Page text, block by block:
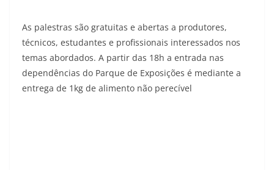
As palestras são gratuitas e abertas a produtores,
técnicos, estudantes e profissionais interessados nos
temas abordados. A partir das 18h a entrada nas
dependências do Parque de Exposições é mediante a
entrega de 1kg de alimento não perecível